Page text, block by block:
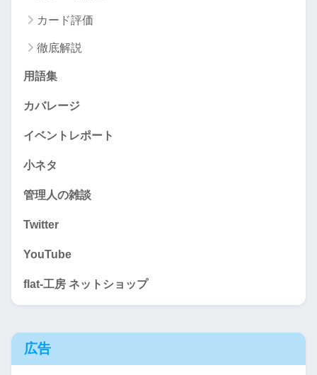
カード評価
徹底解説
用語集
カバレージ
イベントレポート
小ネタ
管理人の雑談
Twitter
YouTube
flat-工房 ネットショップ
広告